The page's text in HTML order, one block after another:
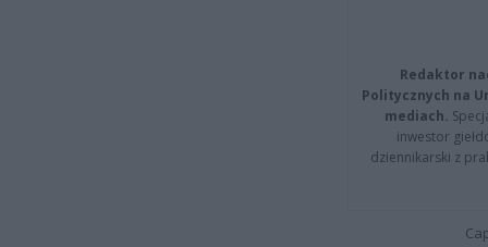
Redaktor
Politycznych na
mediach.
inwestor
dziennikarski z